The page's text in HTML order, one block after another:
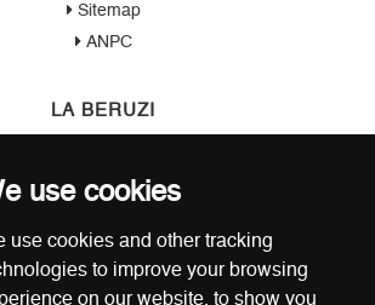
use cookies
use cookies and other tracking
to improve your browsing
on our website, to show you
Sitemap
ANPC
LA BERUZI
Termeni si conditii
Garantie / Politica Retur
Politica de Confidentialitate
Politica de Cookie